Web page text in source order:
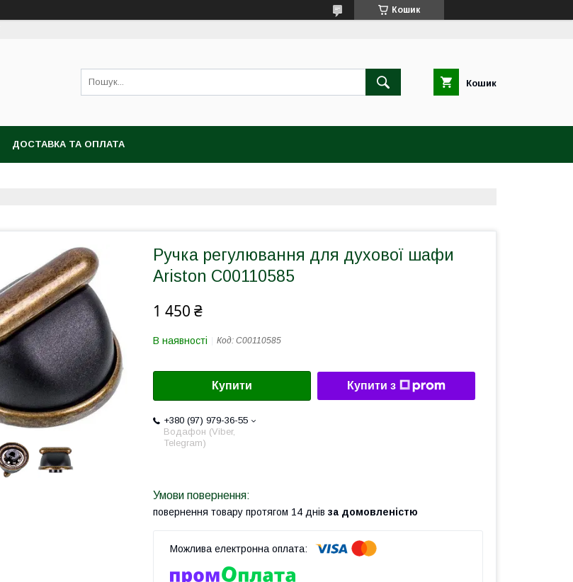
Кошик
Кошик
ДОСТАВКА ТА ОПЛАТА
Ручка регулювання для духової шафи
Ariston C00110585
1 450 ₴
В наявності Код: C00110585
Купити Купити з
+380 (97) 979-36-55
Водафон (Viber,
Telegram)
повернення товару протягом 14 днів за домовленістю